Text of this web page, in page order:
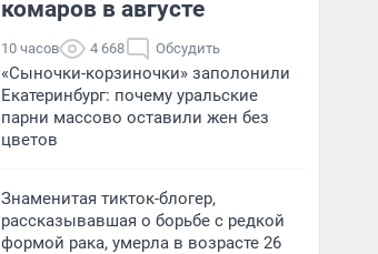
Анастасия Завгородняя
комаров в августе
10 часов 4 668 Обсудить
«Сыночки-корзиночки» заполонили
Екатеринбург: почему уральские
парни массово оставили жен без
цветов
Знаменитая тикток-блогер,
рассказывавшая о борьбе с редкой
формой рака, умерла в возрасте 26